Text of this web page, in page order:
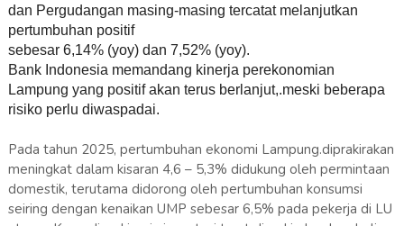
dan Pergudangan masing-masing tercatat melanjutkan
pertumbuhan positif
sebesar 6,14% (yoy) dan 7,52% (yoy).
Bank Indonesia memandang kinerja perekonomian
Lampung yang positif akan terus berlanjut,.meski beberapa
risiko perlu diwaspadai.
Pada tahun 2025, pertumbuhan ekonomi Lampung.diprakirakan
meningkat dalam kisaran 4,6 – 5,3% didukung oleh permintaan
domestik, terutama didorong oleh pertumbuhan konsumsi
seiring dengan kenaikan UMP sebesar 6,5% pada pekerja di LU